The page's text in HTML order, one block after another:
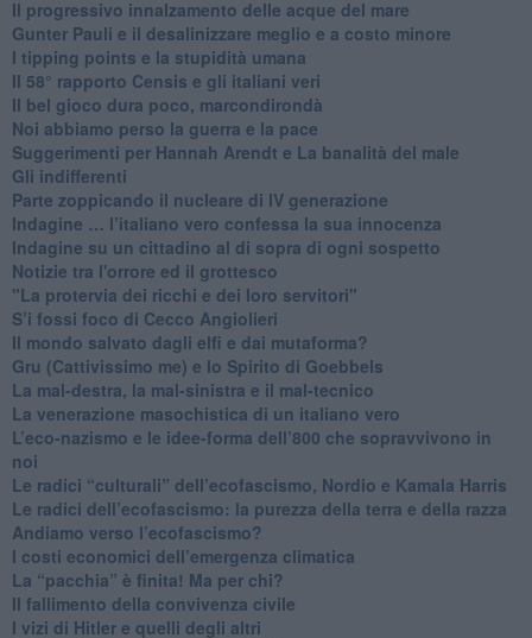
​Il progressivo innalzamento delle acque del mare
​Gunter Pauli e il desalinizzare meglio e a costo minore
I tipping points e la stupidità umana
​Il 58° rapporto Censis e gli italiani veri
​Il bel gioco dura poco, marcondirondà
Noi abbiamo perso la guerra e la pace
Suggerimenti per Hannah Arendt e La banalità del male
​Gli indifferenti
Parte zoppicando il nucleare di IV generazione
​Indagine … l’italiano vero confessa la sua innocenza
Indagine su un cittadino al di sopra di ogni sospetto
Notizie tra l'orrore ed il grottesco
"La protervia dei ricchi e dei loro servitori"
S’i fossi foco di Cecco Angiolieri
​Il mondo salvato dagli elfi e dai mutaforma?
Gru (Cattivissimo me) e lo Spirito di Goebbels
​La mal-destra, la mal-sinistra e il mal-tecnico
​La venerazione masochistica di un italiano vero
​L’eco-nazismo e le idee-forma dell’800 che sopravvivono in
noi
​Le radici “culturali” dell’ecofascismo, Nordio e Kamala Harris
Le radici dell’ecofascismo: la purezza della terra e della razza
Andiamo verso l’ecofascismo?
I costi economici dell’emergenza climatica
​La “pacchia” è finita! Ma per chi?
​Il fallimento della convivenza civile
​I vizi di Hitler e quelli degli altri